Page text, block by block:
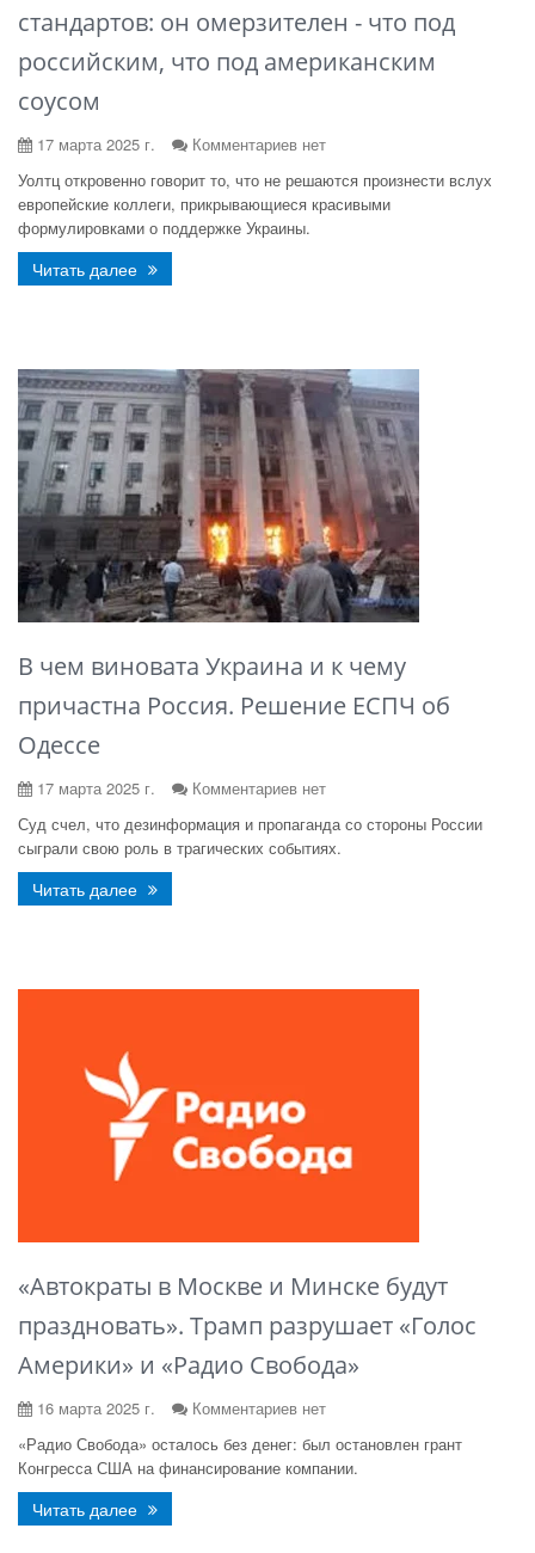
стандартов: он омерзителен - что под
российским, что под американским
соусом
17 марта 2025 г.
Комментариев нет
Уолтц откровенно говорит то, что не решаются произнести вслух
европейские коллеги, прикрывающиеся красивыми
формулировками о поддержке Украины.
Читать далее
В чем виновата Украина и к чему
причастна Россия. Решение ЕСПЧ об
Одессе
17 марта 2025 г.
Комментариев нет
Суд счел, что дезинформация и пропаганда со стороны России
сыграли свою роль в трагических событиях.
Читать далее
«Автократы в Москве и Минске будут
праздновать». Трамп разрушает «Голос
Америки» и «Радио Свобода»
16 марта 2025 г.
Комментариев нет
«Радио Свобода» осталось без денег: был остановлен грант
Конгресса США на финансирование компании.
Читать далее